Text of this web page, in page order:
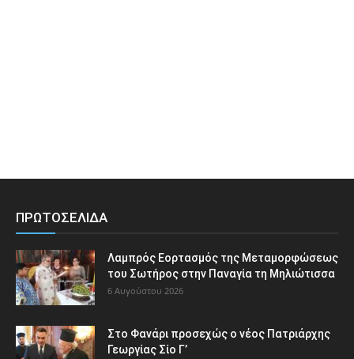
ΠΡΩΤΟΣΕΛΙΔΑ
Λαμπρός Εορτασμός της Μεταμορφώσεως
του Σωτήρος στην Παναγία τη Μηλιώτισσα
6 Αυγούστου 2026
Στο Φανάρι προσεχώς ο νέος Πατριάρχης
Γεωργίας Σίο Γ’